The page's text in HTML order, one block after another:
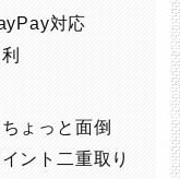
対応
ょっと面倒
ント二重取り